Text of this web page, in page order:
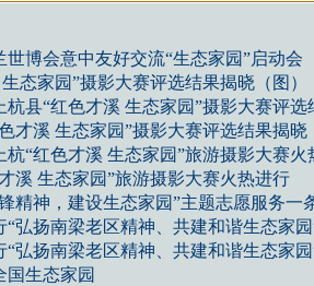
世博会意中友好交流“生态家园”启动会
态家园”摄影大赛评选结果揭晓（图）
县“红色才溪 生态家园”摄影大赛评
才溪 生态家园”摄影大赛评选结果揭晓
“红色才溪 生态家园”旅游摄影大赛火
溪 生态家园”旅游摄影大赛火热进行
精神，建设生态家园”主题志愿服务一
弘扬南梁老区精神、共建和谐生态家
弘扬南梁老区精神、共建和谐生态家
国生态家园